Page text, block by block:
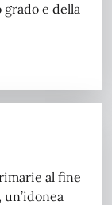
e della
al fine